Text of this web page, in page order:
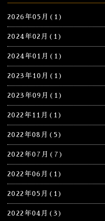
2026年05月(1)
2024年02月(1)
2024年01月(1)
2023年10月(1)
2023年09月(1)
2022年11月(1)
2022年08月(5)
2022年07月(7)
2022年06月(1)
2022年05月(1)
2022年04月(3)